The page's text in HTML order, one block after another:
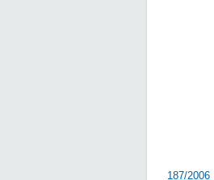
187/2006